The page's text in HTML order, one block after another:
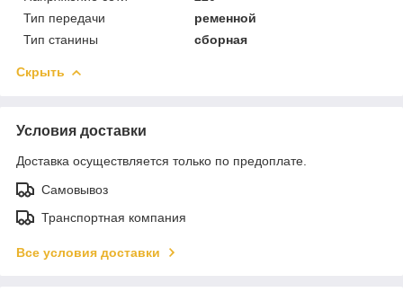
Тип передачи
ременной
Тип станины
сборная
Скрыть
Условия доставки
Доставка осуществляется только по предоплате.
Самовывоз
Транспортная компания
Все условия доставки